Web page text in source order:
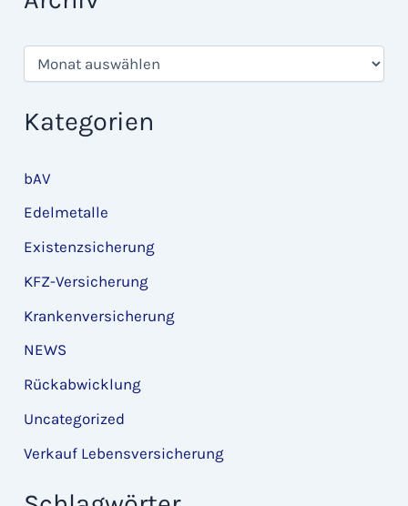
A
Kategorien
bAV
Edelmetalle
Existenzsicherung
KFZ-Versicherung
Krankenversicherung
NEWS
Rückabwicklung
Uncategorized
Verkauf Lebensversicherung